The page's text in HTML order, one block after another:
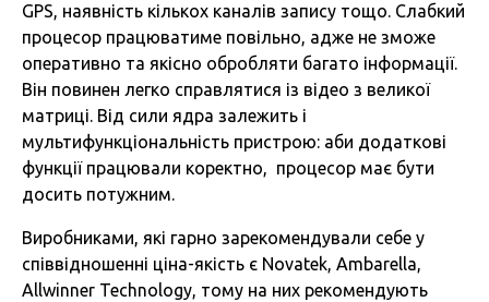
GPS, наявність кількох каналів запису тощо. Слабкий
процесор працюватиме повільно, адже не зможе
оперативно та якісно обробляти багато інформації.
Він повинен легко справлятися із відео з великої
матриці. Від сили ядра залежить і
мультифункціональність пристрою: аби додаткові
функції працювали коректно, процесор має бути
досить потужним.
Виробниками, які гарно зарекомендували себе у
співвідношенні ціна-якість є Novatek, Ambarella,
Allwinner Technology, тому на них рекомендують